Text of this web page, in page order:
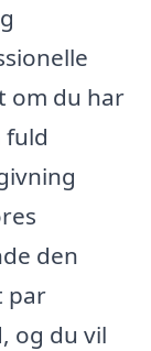
om du har
den
par
og du vil